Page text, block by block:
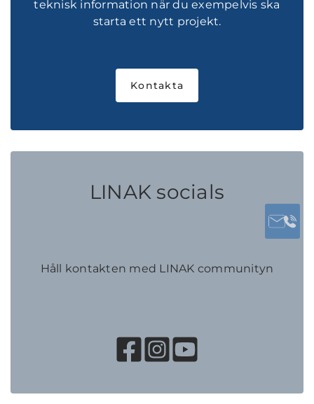
teknisk information när du exempelvis ska
starta ett nytt projekt.
Kontakta
LINAK socials
Håll kontakten med LINAK communityn